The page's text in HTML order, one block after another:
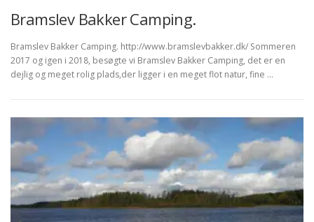
Bramslev Bakker Camping.
Bramslev Bakker Camping. http://www.bramslevbakker.dk/ Sommeren
2017 og igen i 2018, besøgte vi Bramslev Bakker Camping, det er en
dejlig og meget rolig plads,der ligger i en meget flot natur, fine …